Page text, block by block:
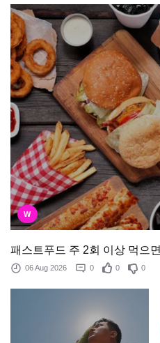
W
패스트푸드 주 2회 이상 먹으면
06 Aug 2026 0 0 0